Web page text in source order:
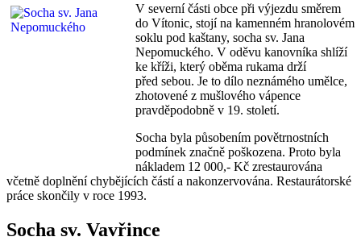
V severní části obce při výjezdu směrem
do Vítonic, stojí na kamenném hranolovém
soklu pod kaštany, socha sv. Jana
Nepomuckého. V oděvu kanovníka shlíží
ke kříži, který oběma rukama drží
před sebou. Je to dílo neznámého umělce,
zhotovené z mušlového vápence
pravděpodobně v 19. století.
Socha byla působením povětrnostních
podmínek značně poškozena. Proto byla
nákladem 12 000,- Kč zrestaurována
včetně doplnění chybějících částí a nakonzervována. Restaurátorské
práce skončily v roce 1993.
Socha sv. Vavřince